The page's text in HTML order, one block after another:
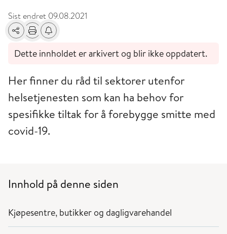
Sist endret 09.08.2021
Del Skriv utFå varsel om endringer
Dette innholdet er arkivert og blir ikke oppdatert.
Her finner du råd til sektorer utenfor
helsetjenesten som kan ha behov for
spesifikke tiltak for å forebygge smitte med
covid-19.
Innhold på denne siden
Kjøpesentre, butikker og dagligvarehandel